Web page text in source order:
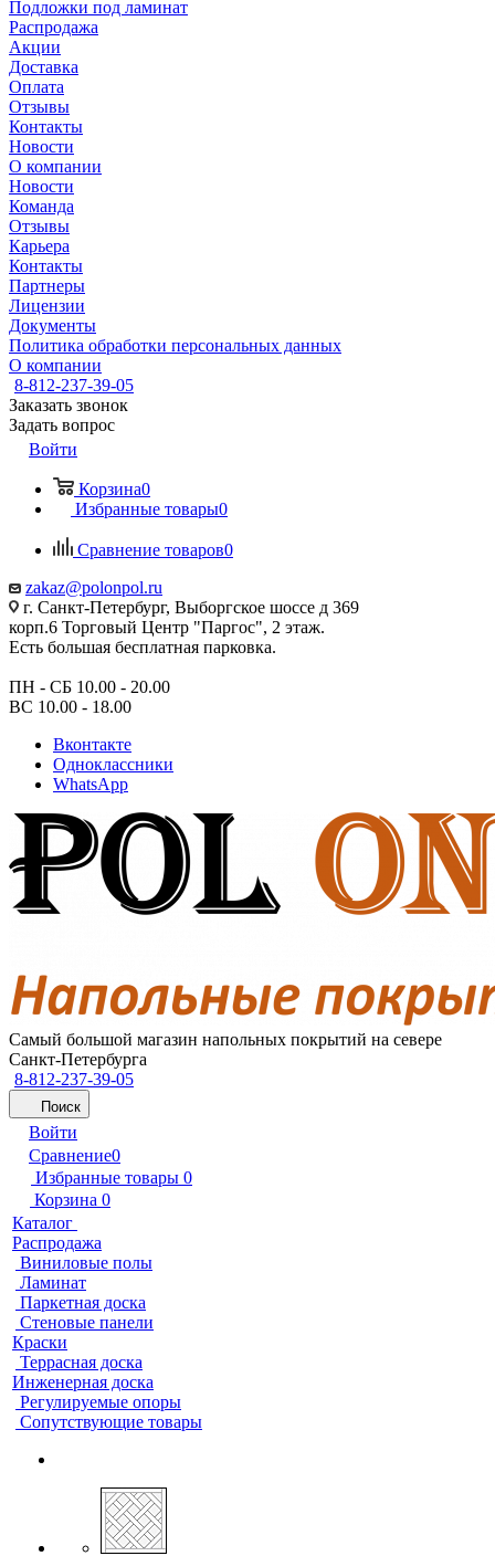
Подложки под ламинат
Распродажа
Акции
Доставка
Оплата
Отзывы
Контакты
Новости
О компании
Новости
Команда
Отзывы
Карьера
Контакты
Партнеры
Лицензии
Документы
Политика обработки персональных данных
О компании
8-812-237-39-05
Заказать звонок
Задать вопрос
Войти
Корзина0
Избранные товары0
Сравнение товаров0
zakaz@polonpol.ru
г. Санкт-Петербург, Выборгское шоссе д 369
корп.6 Торговый Центр "Паргос", 2 этаж.
Есть большая бесплатная парковка.
ПН - СБ 10.00 - 20.00
ВС 10.00 - 18.00
Вконтакте
Одноклассники
WhatsApp
Самый большой магазин напольных покрытий на севере
Санкт-Петербурга
8-812-237-39-05
Поиск
Войти
Сравнение0
Избранные товары 0
Корзина 0
Каталог
Распродажа
Виниловые полы
Ламинат
Паркетная доска
Стеновые панели
Краски
Террасная доска
Инженерная доска
Регулируемые опоры
Сопутствующие товары